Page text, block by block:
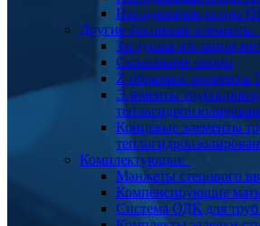
Неподвижная опора
Другие фасонные элементы
Заглушка изоляции
Скользящие опоры
Z-образные
Элементы
Концевые элементы
Комплектующие
Манжеты стенового
Компенсирующие
Система ОДК для